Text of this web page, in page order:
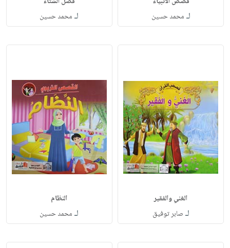
لـ محمد حسين لـ محمد حسين
الغني والفقير
لـ صابر توفيق
النظام
لـ محمد حسين